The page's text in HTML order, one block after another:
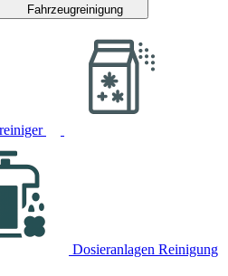
Fahrzeugreinigung
Dosieranlagen Reinigung